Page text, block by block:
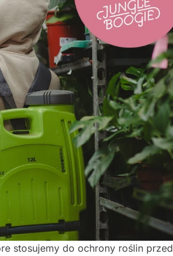
stosujemy do ochrony roślin przed